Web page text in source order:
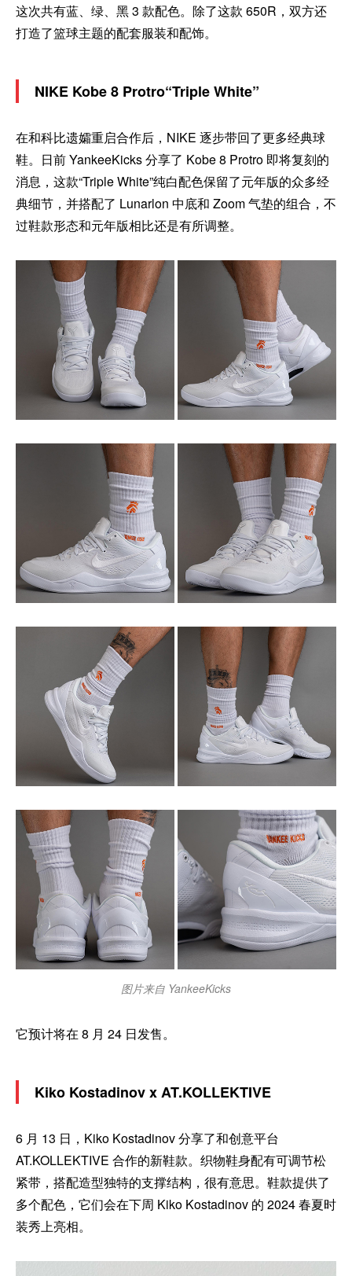
这次共有蓝、绿、黑 3 款配色。除了这款 650R，双方还
打造了篮球主题的配套服装和配饰。
NIKE Kobe 8 Protro“Triple White”
在和科比遗孀重启合作后，NIKE 逐步带回了更多经典球
鞋。日前 YankeeKicks 分享了 Kobe 8 Protro 即将复刻的
消息，这款“Triple White”纯白配色保留了元年版的众多经
典细节，并搭配了 Lunarlon 中底和 Zoom 气垫的组合，不
过鞋款形态和元年版相比还是有所调整。
图片来自 YankeeKicks
它预计将在 8 月 24 日发售。
Kiko Kostadinov x AT.KOLLEKTIVE
6 月 13 日，Kiko Kostadinov 分享了和创意平台
AT.KOLLEKTIVE 合作的新鞋款。织物鞋身配有可调节松
紧带，搭配造型独特的支撑结构，很有意思。鞋款提供了
多个配色，它们会在下周 Kiko Kostadinov 的 2024 春夏时
装秀上亮相。